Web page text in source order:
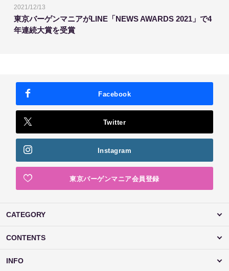
2021/12/13
東京バーゲンマニアがLINE「NEWS AWARDS 2021」で4
年連続大賞を受賞
Facebook
Twitter
Instagram
東京バーゲンマニア会員登録
CATEGORY
CONTENTS
INFO